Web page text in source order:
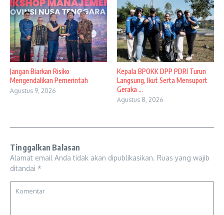
Jangan Biarkan Risiko
Mengendalikan Pemerintah
Agustus 9, 2026
Kepala BPOKK DPP PDRI Turun
Langsung, Ikut Serta Mensuport
Geraka ...
Agustus 8, 2026
Tinggalkan Balasan
Alamat email Anda tidak akan dipublikasikan. Ruas yang wajib
ditandai *